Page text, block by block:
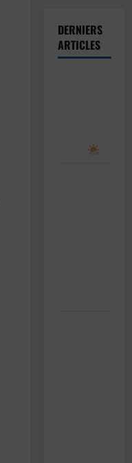
DERNIERS
ARTICLES